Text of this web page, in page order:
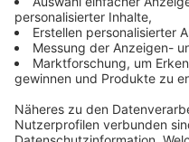
(CDU) zur Diskussion
Gesine Schwan, Claudia
zu Wort. Die Reaktion
macht für Carla
der Altparteien im